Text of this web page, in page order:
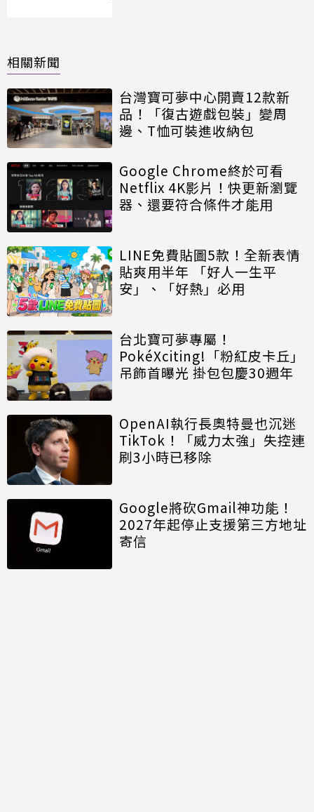
相關新聞
台灣寶可夢中心開賣12款新
品！「復古遊戲包裝」變周
邊、T恤可裝進收納包
Google Chrome終於可看
Netflix 4K影片！快更新瀏覽
器、還要符合條件才能用
LINE免費貼圖5款！全新表情
貼爽用半年 「好人一生平
安」、「好熱」必用
台北寶可夢專屬！
PokéXciting!「粉紅皮卡丘」
吊飾首曝光 掛包包慶30週年
OpenAI執行長奧特曼也沉迷
TikTok！「威力太強」失控連
刷3小時已移除
Google將砍Gmail神功能！
2027年起停止支援第三方地址
寄信